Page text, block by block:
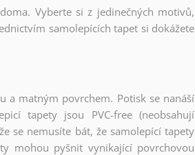
Vyberte si z jedinečných motivů,
samolepících tapet si dokážete
a matným povrchem. Potisk se nanáší
tapety jsou PVC-free (neobsahují
se nemusíte bát, že samolepící tapety
mohou pyšnit vynikající povrchovou